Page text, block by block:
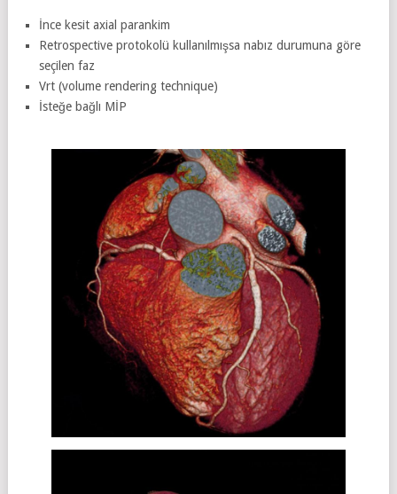
İnce kesit axial parankim
Retrospective protokolü kullanılmışsa nabız durumuna göre
seçilen faz
Vrt (volume rendering technique)
İsteğe bağlı MİP